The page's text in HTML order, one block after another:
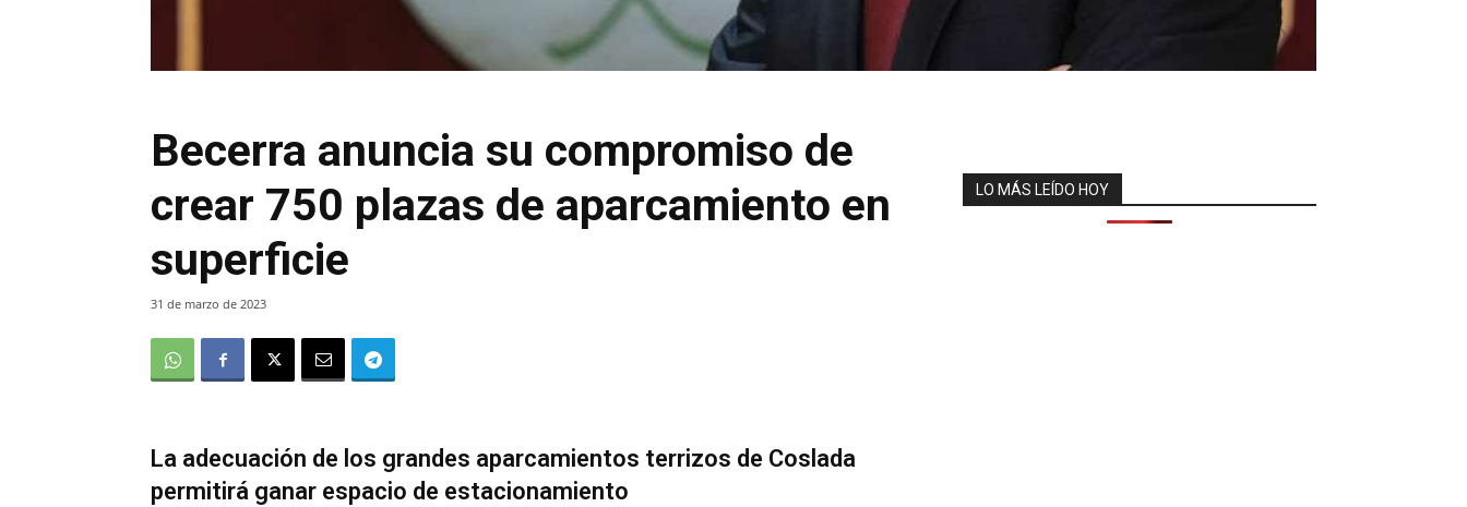
Becerra anuncia su compromiso de
crear 750 plazas de aparcamiento en
superficie
31 de marzo de 2023
La adecuación de los grandes aparcamientos terrizos de Coslada
permitirá ganar espacio de estacionamiento
LO MÁS LEÍDO HOY